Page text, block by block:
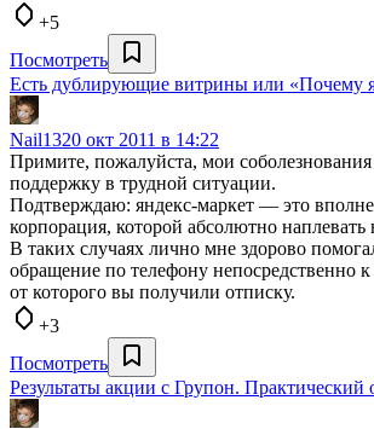
+5
Посмотреть
Есть дублирующие витрины или «Почему
Nail1320 окт 2011 в 14:22
Примите, пожалуйста, мои
поддержку в трудной ситуации.
Подтверждаю: яндекс-маркет — это вполне
корпорация, которой абсолютно наплевать
В таких случаях лично мне здорово
обращение по телефону непосредственно к
от которого вы получили отписку.
+3
Посмотреть
Результаты акции с Групон. Практический